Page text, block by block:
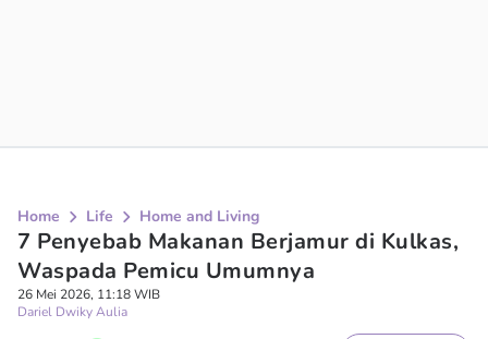
Home Life Home and Living
7 Penyebab Makanan Berjamur di Kulkas,
Waspada Pemicu Umumnya
26 Mei 2026, 11:18 WIB
Dariel Dwiky Aulia